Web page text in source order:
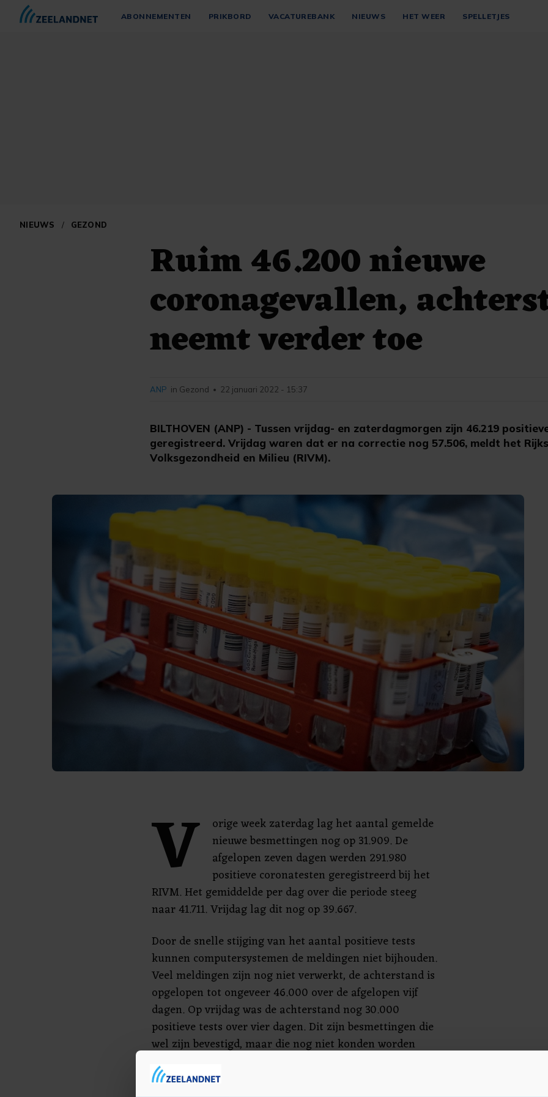
ABONNEMENTEN PRIKBORD VACATUREBANK NIEUWS HET WEER SPELLETJES
NIEUWS / GEZOND
Ruim 46.200 nieuwe
coronagevallen,
neemt verder toe
BILTHOVEN (ANP) - Tussen vrijdag- en zaterdagmorgen zijn 46.219
geregistreerd. Vrijdag waren dat er na correctie nog 57.506, meldt het
Volksgezondheid en Milieu (RIVM).
ANP in Gezond • 22 januari 2022 - 15:37
V
orige week zaterdag lag het aantal gemelde
nieuwe besmettingen nog op 31.909. De
afgelopen zeven dagen werden 291.980
positieve coronatesten geregistreerd bij het
RIVM. Het gemiddelde per dag over die periode steeg
naar 41.711. Vrijdag lag dit nog op 39.667.
Door de snelle stijging van het aantal positieve tests
kunnen computersystemen de meldingen niet bijhouden.
Veel meldingen zijn nog niet verwerkt, de achterstand is
opgelopen tot ongeveer 46.000 over de afgelopen vijf
dagen. Op vrijdag was de achterstand nog 30.000
positieve tests over vier dagen. Dit zijn besmettingen die
wel zijn bevestigd, maar die nog niet konden worden
geregistreerd.